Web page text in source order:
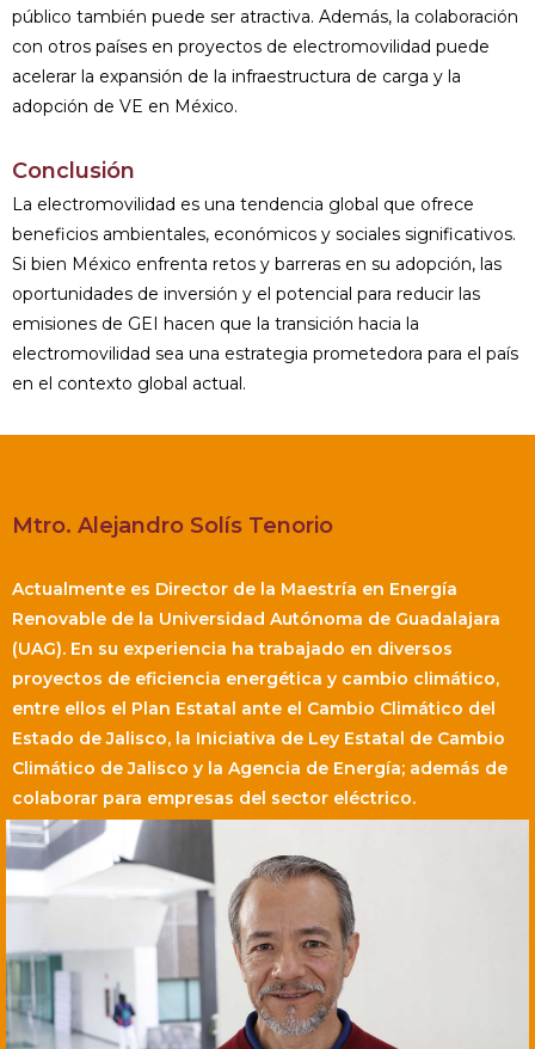
público también puede ser atractiva. Además, la colaboración
con otros países en proyectos de electromovilidad puede
acelerar la expansión de la infraestructura de carga y la
adopción de VE en México.
Conclusión
La electromovilidad es una tendencia global que ofrece
beneficios ambientales, económicos y sociales significativos.
Si bien México enfrenta retos y barreras en su adopción, las
oportunidades de inversión y el potencial para reducir las
emisiones de GEI hacen que la transición hacia la
electromovilidad sea una estrategia prometedora para el país
en el contexto global actual.
Mtro. Alejandro Solís Tenorio
Actualmente es Director de la Maestría en Energía
Renovable de la Universidad Autónoma de Guadalajara
(UAG). En su experiencia ha trabajado en diversos
proyectos de eficiencia energética y cambio climático,
entre ellos el Plan Estatal ante el Cambio Climático del
Estado de Jalisco, la Iniciativa de Ley Estatal de Cambio
Climático de Jalisco y la Agencia de Energía; además de
colaborar para empresas del sector eléctrico.